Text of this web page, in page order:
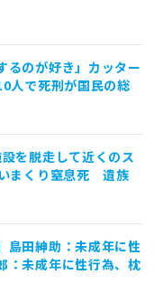
るのが好き」カッター
人で死刑が国民の総
を脱走して近くのス
まくり窒息死 遺族
島田紳助：未成年に性
：未成年に性行為、枕